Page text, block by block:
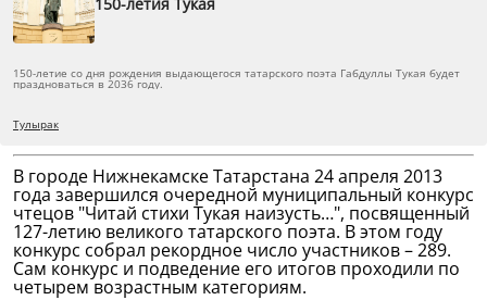
150-летие со дня рождения выдающегося татарского поэта Габдуллы Тукая будет
праздноваться в 2036 году.
Тулырак
В городе Нижнекамске Татарстана 24 апреля 2013
года завершился очередной муниципальный конкурс
чтецов "Читай стихи Тукая наизусть…", посвященный
127-летию великого татарского поэта. В этом году
конкурс собрал рекордное число участников – 289.
Сам конкурс и подведение его итогов проходили по
четырем возрастным категориям.